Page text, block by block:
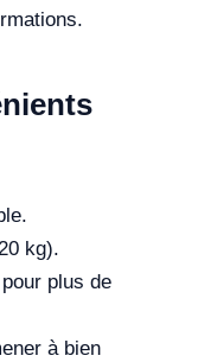
kg).
plus de
à bien